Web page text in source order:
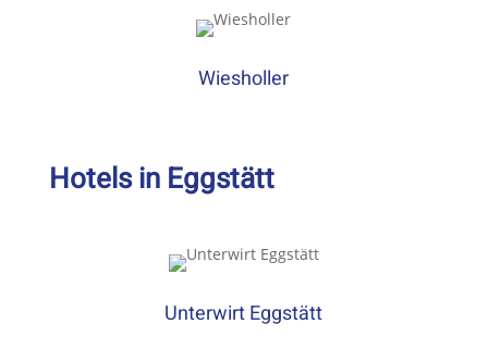
Wiesholler
Hotels in Eggstätt
Unterwirt Eggstätt